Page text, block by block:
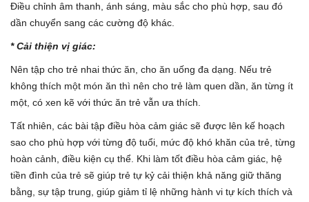
Điều chỉnh âm thanh, ánh sáng, màu sắc cho phù hợp, sau đó
dần chuyển sang các cường độ khác.
* Cải thiện vị giác:
Nên tập cho trẻ nhai thức ăn, cho ăn uống đa dạng. Nếu trẻ
không thích một món ăn thì nên cho trẻ làm quen dần, ăn từng ít
một, có xen kẽ với thức ăn trẻ vẫn ưa thích.
Tất nhiên, các bài tập điều hòa cảm giác sẽ được lên kế hoạch
sao cho phù hợp với từng độ tuổi, mức độ khó khăn của trẻ, từng
hoàn cảnh, điều kiện cụ thể. Khi làm tốt điều hòa cảm giác, hệ
tiền đình của trẻ sẽ giúp trẻ tự kỷ cải thiện khả năng giữ thăng
bằng, sự tập trung, giúp giảm tỉ lệ những hành vi tự kích thích và